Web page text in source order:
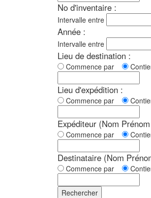
No d'inventaire :
Intervalle entre
Année :
Intervalle entre
Lieu de destination :
Commence par
Lieu d'expédition :
Commence par
Expéditeur (Nom
Commence par
Destinataire (Nom
Commence par
Rechercher